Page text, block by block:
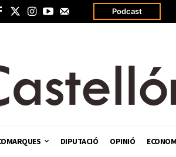
Podcast
DIPUTACIÓ OPINIÓ